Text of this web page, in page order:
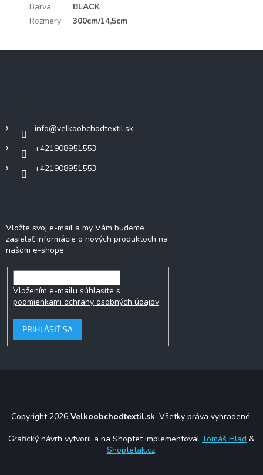
Barva:
BLACK
Rozmery: 300cm/14,5cm
info@velkoobchodtextil.sk
+421908951553
+421908951553
Vložte svoj e-mail a my Vám budeme
zasielať informácie o nových produktoch na
našom e-shope.
Vložením e-mailu súhlasíte s
podmienkami ochrany osobných údajov
PRIHLÁSIŤ SA
Copyright 2026 Velkoobchodtextil.sk. Všetky práva vyhradené.
Grafický návrh vytvoril a na Shoptet implementoval Tomáš Hlad &
Shoptetak.cz.